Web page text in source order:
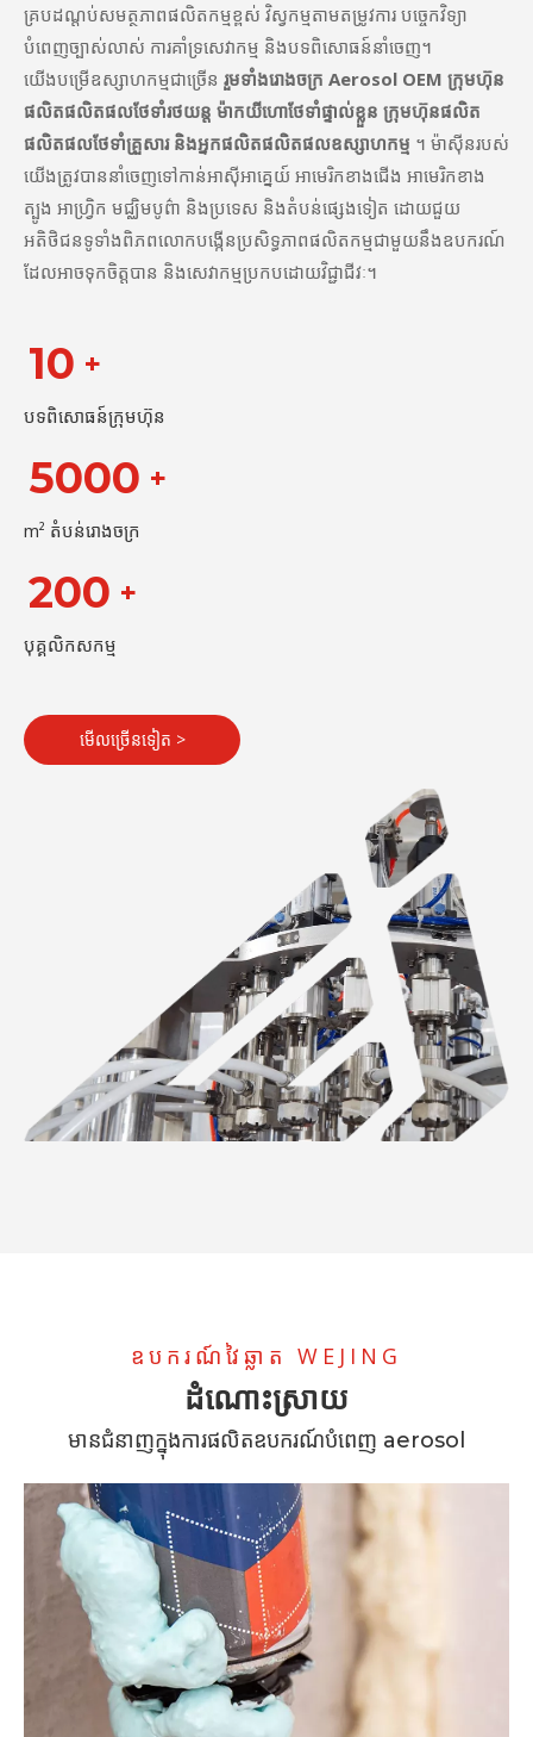
គ្របដណ្តប់សមត្ថភាពផលិតកម្មខ្ពស់ វិស្វកម្មតាមតម្រូវការ បច្ចេកវិទ្យា
បំពេញច្បាស់លាស់ ការគាំទ្រសេវាកម្ម និងបទពិសោធន៍នាំចេញ។
យើងបម្រើឧស្សាហកម្មជាច្រើន រួមទាំងរោងចក្រ Aerosol OEM ក្រុមហ៊ុន
ផលិតផលិតផលថែទាំរថយន្ត ម៉ាកយីហោថែទាំផ្ទាល់ខ្លួន ក្រុមហ៊ុនផលិត
ផលិតផលថែទាំគ្រួសារ និងអ្នកផលិតផលិតផលឧស្សាហកម្ម ។ ម៉ាស៊ីនរបស់
យើងត្រូវបាននាំចេញទៅកាន់អាស៊ីអាគ្នេយ៍ អាមេរិកខាងជើង អាមេរិកខាង
ត្បូង អាហ្រ្វិក មជ្ឈិមបូព៌ា និងប្រទេស និងតំបន់ផ្សេងទៀត ដោយជួយ
អតិថិជនទូទាំងពិភពលោកបង្កើនប្រសិទ្ធភាពផលិតកម្មជាមួយនឹងឧបករណ៍
ដែលអាចទុកចិត្តបាន និងសេវាកម្មប្រកបដោយវិជ្ជាជីវៈ។
10 +
បទពិសោធន៍ក្រុមហ៊ុន
5000 +
m² តំបន់រោងចក្រ
200 +
បុគ្គលិកសកម្ម
មើលច្រើនទៀត >
ឧបករណ៍វៃឆ្លាត WEJING
ដំណោះស្រាយ
មានជំនាញក្នុងការផលិតឧបករណ៍បំពេញ aerosol